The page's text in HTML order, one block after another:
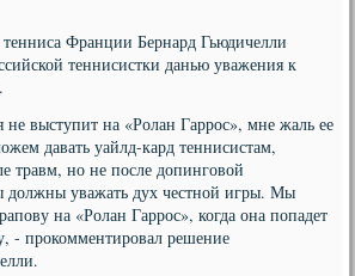
Франции Бернард Гьюдичелли
теннисистки данью уважения к
выступит на «Ролан Гаррос», мне жаль ее
давать уайлд-кард теннисистам,
травм, но не после допинговой
уважать дух честной игры. Мы
на «Ролан Гаррос», когда она попадет
- прокомментировал решение